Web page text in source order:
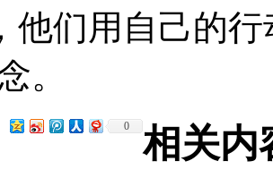
他们用自己的
。
0 相关内